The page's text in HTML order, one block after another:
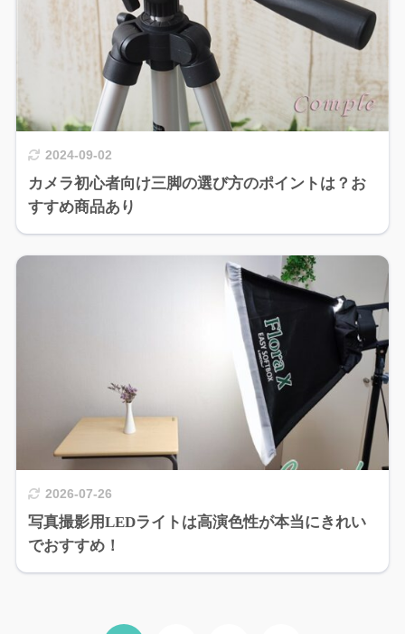
2024-09-02
カメラ初心者向け三脚の選び方のポイントは？お
すすめ商品あり
2026-07-26
写真撮影用LEDライトは高演色性が本当にきれい
でおすすめ！